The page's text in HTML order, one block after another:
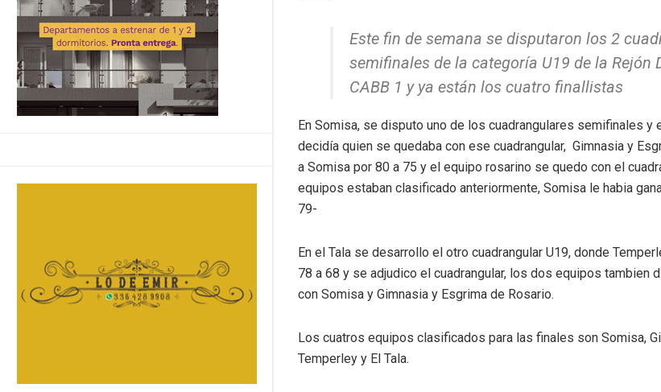
Este fin de semana se disputaron los 2
semifinales de la categoría U19 de la Rejón
CABB 1 y ya están los cuatro finallistas
En Somisa, se disputo uno de los cuadrangulares semifinales y
decidía quien se quedaba con ese cuadrangular, Gimnasia y
a Somisa por 80 a 75 y el equipo rosarino se quedo con el
equipos estaban clasificado anteriormente, Somisa le habia
79-
En el Tala se desarrollo el otro cuadrangular U19, donde
78 a 68 y se adjudico el cuadrangular, los dos equipos tambien
con Somisa y Gimnasia y Esgrima de Rosario.
Los cuatros equipos clasificados para las finales son Somisa,
Temperley y El Tala.